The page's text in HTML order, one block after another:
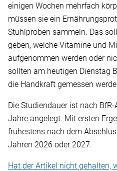
einigen Wochen mehrfach
müssen sie ein
Stuhlproben sammeln. Das
geben, welche Vitamine und
aufgenommen werden oder
sollten am heutigen Dienstag
die Handkraft gemessen
Die Studiendauer ist nach
Jahre angelegt. Mit ersten
frühestens nach dem
Jahren 2026 oder 2027.
Hat der Artikel nicht gehalten,